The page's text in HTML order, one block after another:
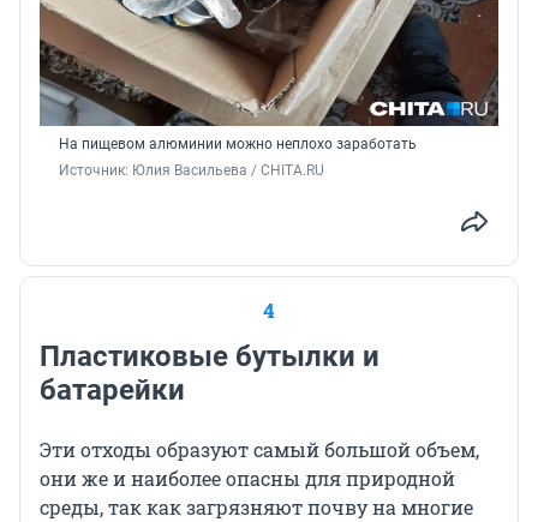
На пищевом алюминии можно неплохо заработать
Источник: Юлия Васильева / CHITA.RU
4
Пластиковые бутылки и
батарейки
Эти отходы образуют самый большой объем,
они же и наиболее опасны для природной
среды, так как загрязняют почву на многие